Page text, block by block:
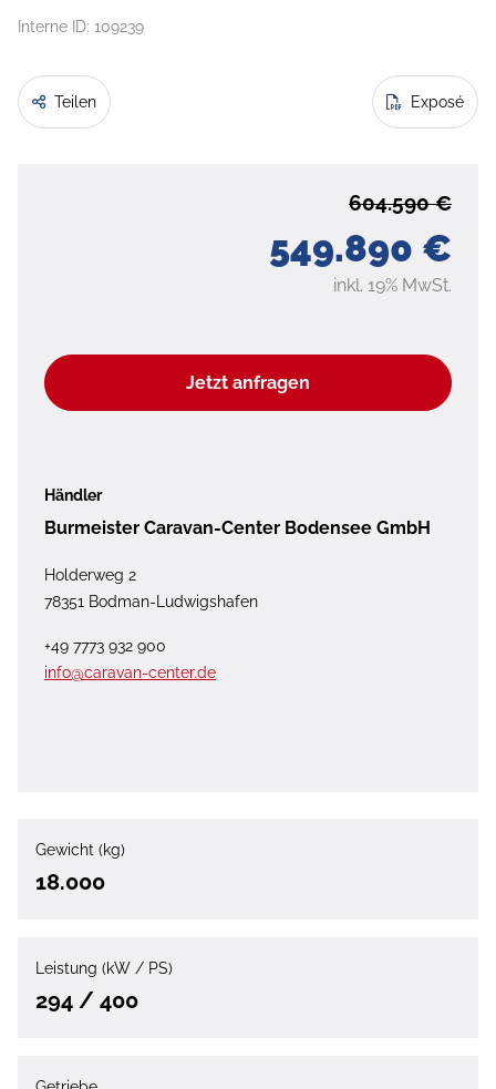
Interne ID: 109239
Teilen Exposé
549.890 €
604.590 €
inkl. 19% MwSt.
Jetzt anfragen
Händler
Burmeister Caravan-Center Bodensee GmbH
Holderweg 2
78351 Bodman-Ludwigshafen
+49 7773 932 900
info@caravan-center.de
Gewicht (kg)
18.000
Leistung (kW / PS)
294 / 400